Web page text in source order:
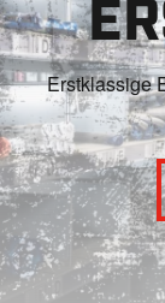
Erstklassige